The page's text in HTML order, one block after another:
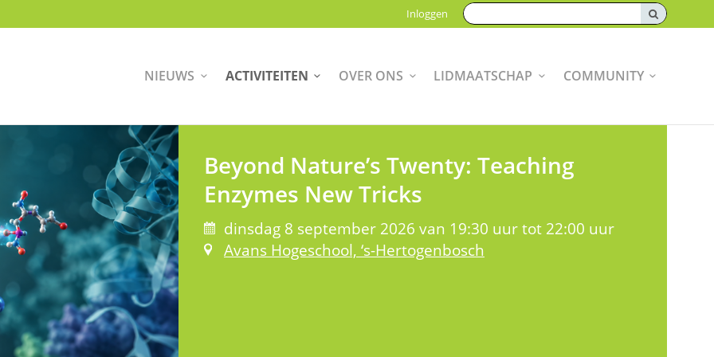
Zoeken:
Inloggen
NIEUWS ACTIVITEITEN OVER ONS LIDMAATSCHAP COMMUNITY
Beyond Nature’s Twenty: Teaching
Enzymes New Tricks
dinsdag 8 september 2026 van 19:30 uur tot 22:00 uur
Avans Hogeschool, ‘s-Hertogenbosch